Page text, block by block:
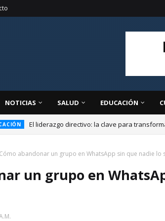
NOTICIAS SALUD EDUCACIÓN
El liderazgo directivo: la clave para
Cómo abandonar un grupo en WhatsApp sin que nadie lo
un grupo en